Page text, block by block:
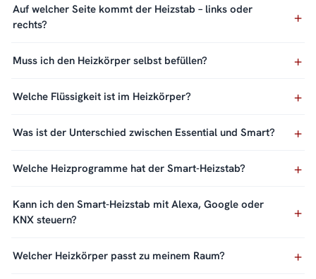
Auf welcher Seite kommt der Heizstab – links oder
rechts?
Muss ich den Heizkörper selbst befüllen?
Welche Flüssigkeit ist im Heizkörper?
Was ist der Unterschied zwischen Essential und Smart?
Welche Heizprogramme hat der Smart-Heizstab?
Kann ich den Smart-Heizstab mit Alexa, Google oder
KNX steuern?
Welcher Heizkörper passt zu meinem Raum?